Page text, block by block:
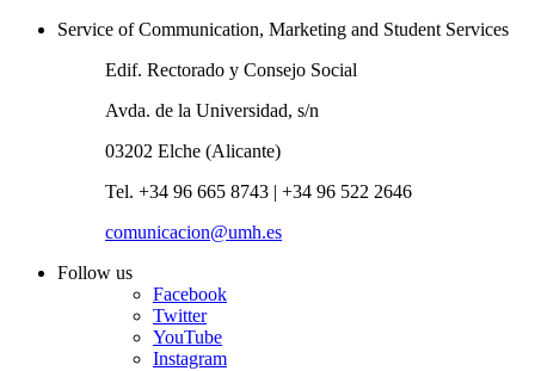
Service of Communication, Marketing and Student Services
Edif. Rectorado y Consejo Social
Avda. de la Universidad, s/n
03202 Elche (Alicante)
Tel. +34 96 665 8743 | +34 96 522 2646
comunicacion@umh.es
Follow us
Facebook
Twitter
YouTube
Instagram